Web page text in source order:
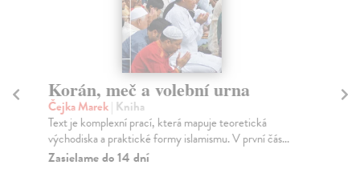
Korán, meč a volební urna
Čejka Marek| Kniha
Text je komplexní prací, která mapuje teoretická
východiska a praktické formy islamismu. V první čás...
Zasielame do 14 dní